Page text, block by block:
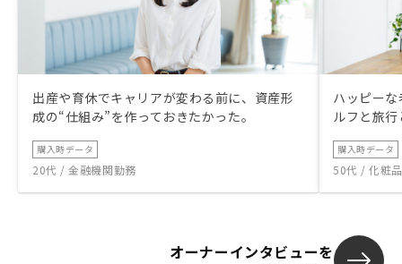
出産や育休でキャリアが変わる前に、資産形
成の“仕組み”を作っておきたかった。
購入時データ
20代 / 金融機関勤務
ハッピー
ルフと旅
購入時データ
50代 / 化粧
オーナーインタビューを